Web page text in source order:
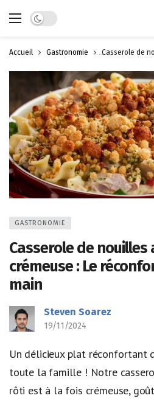
Dark mode
Accueil Gastronomie Casserole de
GASTRONOMIE
Casserole de nouilles
crémeuse : Le
main
Steven Soarez
19/11/2024
Un délicieux plat réconfortant
toute la famille ! Notre
rôti est à la fois crémeuse,